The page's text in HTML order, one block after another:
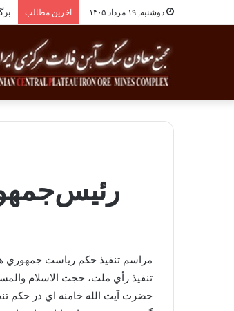
دوشنبه, ۱۹ مرداد ۱۴۰۵ آخرین مطالب
مراسم تنفيذ حكم رياست جمهوري
تنفيذ رأي ملت، حجت الاسلام
حضرت آيت الله خامنه اي در حكم